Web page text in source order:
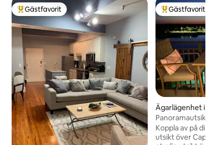
Populär gästfavorit
Gästfavorit Populär
Gästfavorit
Ägarlägenhet i
Panoramautsikt
Downtown med
Koppla av på din
utsikt över Cape